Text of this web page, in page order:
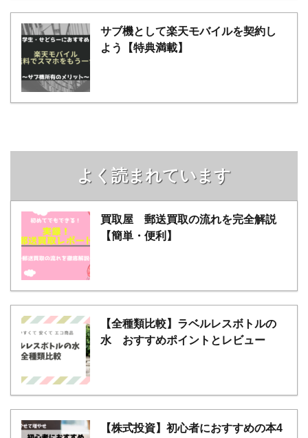
サブ機として楽天モバイルを契約し
よう【特典満載】
よく読まれています
買取屋 郵送買取の流れを完全解説
【簡単・便利】
【全種類比較】ラベルレスボトルの
水 おすすめポイントとレビュー
【株式投資】初心者におすすめの本4